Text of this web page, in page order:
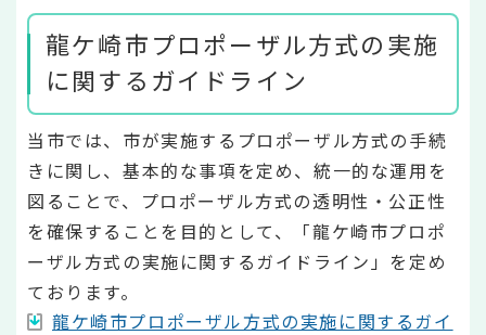
龍ケ崎市プロポーザル方式の実施
に関するガイドライン
当市では、市が実施するプロポーザル方式の手続
きに関し、基本的な事項を定め、統一的な運用を
図ることで、プロポーザル方式の透明性・公正性
を確保することを目的として、「龍ケ崎市プロポ
ーザル方式の実施に関するガイドライン」を定め
ております。
龍ケ崎市プロポーザル方式の実施に関するガイ